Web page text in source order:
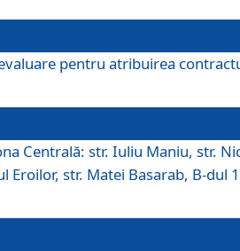
pentru atribuirea
Centrală: str. Iuliu Maniu, str.
Eroilor, str. Matei Basarab, B-